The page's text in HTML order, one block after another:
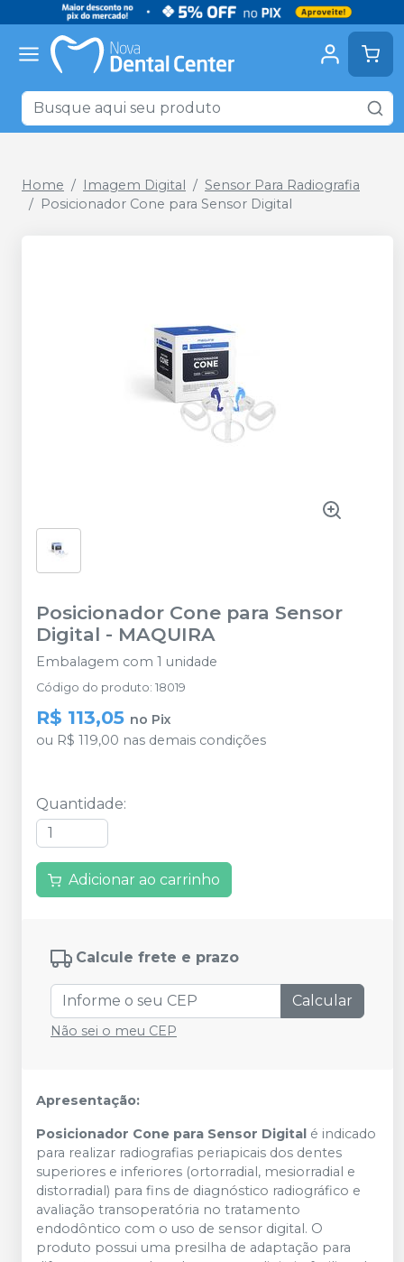
Home Imagem Digital
Sensor Para Radiografia
Posicionador Cone para Sensor Digital
Posicionador Cone para Sensor
Digital - MAQUIRA
Embalagem com 1 unidade
Código do produto: 18019
R$ 113,05 no Pix
ou R$ 119,00 nas demais condições
Quantidade:
Adicionar ao carrinho
Calcule frete e prazo
Calcular
Não sei o meu CEP
Apresentação:
Posicionador Cone para Sensor Digital é indicado
para realizar radiografias periapicais dos dentes
superiores e inferiores (ortorradial, mesiorradial e
distorradial) para fins de diagnóstico radiográfico e
avaliação transoperatória no tratamento
endodôntico com o uso de sensor digital. O
produto possui uma presilha de adaptação para